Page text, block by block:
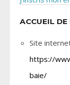
ACCUEIL DE
Site
https://
baie/